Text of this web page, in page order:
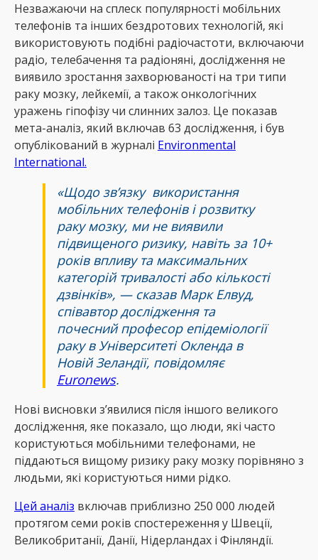
Незважаючи на сплеск популярності мобільних
телефонів та інших бездротових технологій, які
використовують подібні радіочастоти, включаючи
радіо, телебачення та радіоняні, дослідження не
виявило зростання захворюваності на три типи
раку мозку, лейкемії, а також онкологічних
уражень гіпофізу чи слинних залоз. Це показав
мета-аналіз, який включав 63 дослідження, і був
опублікований в журналі Environmental
International.
«Щодо зв’язку використання
мобільних телефонів і розвитку
раку мозку, ми не виявили
підвищеного ризику, навіть за 10+
років впливу та максимальних
категорій тривалості або кількості
дзвінків», — сказав Марк Елвуд,
співавтор дослідження та
почесний професор епідеміології
раку в Університеті Окленда в
Новій Зеландії, повідомляє
Еuronews.
Нові висновки з’явилися після іншого великого
дослідження, яке показало, що люди, які часто
користуються мобільними телефонами, не
піддаються вищому ризику раку мозку порівняно з
людьми, які користуються ними рідко.
Цей аналіз включав приблизно 250 000 людей
протягом семи років спостереження у Швеції,
Великобританії, Данії, Нідерландах і Фінляндії.